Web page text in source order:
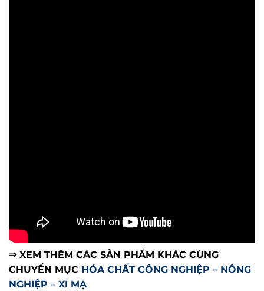
⇒ XEM THÊM CÁC SẢN PHẨM KHÁC CÙNG
CHUYỂN MỤC HÓA CHẤT CÔNG NGHIỆP – NÔNG
NGHIỆP – XI MẠ